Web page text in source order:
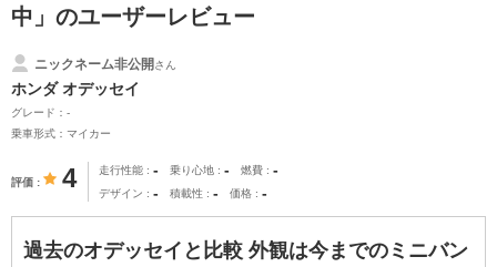
中」のユーザーレビュー
ニックネーム非公開さん
ホンダ オデッセイ
グレード：-
乗車形式：マイカー
評価 4 走行性能 - 乗り心地 - 燃費 -
デザイン - 積載性 - 価格 -
過去のオデッセイと比較 外観は今までのミニバン